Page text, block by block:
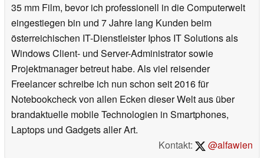
35 mm Film, bevor ich professionell in die Computerwelt
eingestiegen bin und 7 Jahre lang Kunden beim
österreichischen IT-Dienstleister Iphos IT Solutions als
Windows Client- und Server-Administrator sowie
Projektmanager betreut habe. Als viel reisender
Freelancer schreibe ich nun schon seit 2016 für
Notebookcheck von allen Ecken dieser Welt aus über
brandaktuelle mobile Technologien in Smartphones,
Laptops und Gadgets aller Art.
Kontakt:
@alfawien